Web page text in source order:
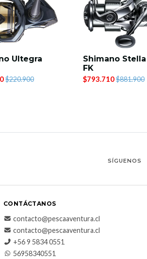
Ultegra
$220.900
Shimano Stella
FK
$793.710$881.900
SÍGUENOS
CONTÁCTANOS
contacto@pescaaventura.cl
contacto@pescaaventura.cl
+56 9 5834 0551
56958340551